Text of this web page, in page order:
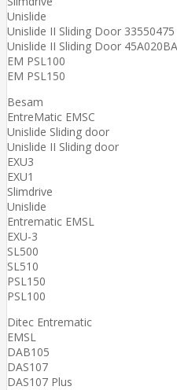
Unislide
Unislide II Sliding Door 33550475
Unislide II Sliding Door
EM PSL100
EM PSL150
Besam
EntreMatic EMSC
Unislide Sliding door
Unislide II Sliding door
EXU3
EXU1
Slimdrive
Unislide
Entrematic EMSL
EXU-3
SL500
SL510
PSL150
PSL100
Ditec Entrematic
EMSL
DAB105
DAS107
DAS107 Plus